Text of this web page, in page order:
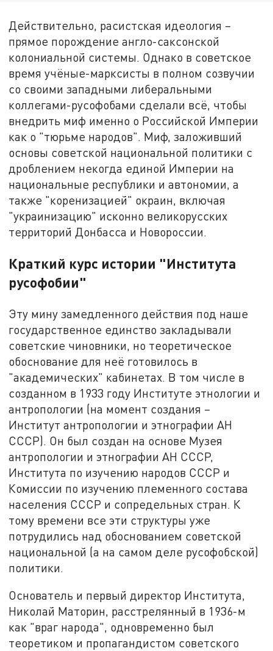
Действительно, расистская идеология –
прямое порождение англо-саксонской
колониальной системы. Однако в советское
время учёные-марксисты в полном созвучии
со своими западными либеральными
коллегами-русофобами сделали всё, чтобы
внедрить миф именно о Российской Империи
как о "тюрьме народов". Миф, заложивший
основы советской национальной политики с
дроблением некогда единой Империи на
национальные республики и автономии, а
также "коренизацией" окраин, включая
"украинизацию" исконно великорусских
территорий Донбасса и Новороссии.
Краткий курс истории "Института
русофобии"
Эту мину замедленного действия под наше
государственное единство закладывали
советские чиновники, но теоретическое
обоснование для неё готовилось в
"академических" кабинетах. В том числе в
созданном в 1933 году Институте этнологии и
антропологии (на момент создания –
Институт антропологии и этнографии АН
СССР). Он был создан на основе Музея
антропологии и этнографии АН СССР,
Института по изучению народов СССР и
Комиссии по изучению племенного состава
населения СССР и сопредельных стран. К
тому времени все эти структуры уже
потрудились над обоснованием советской
национальной (а на самом деле русофобской)
политики.
Основатель и первый директор Института,
Николай Маторин, расстрелянный в 1936-м
как "враг народа", одновременно был
теоретиком и пропагандистом советского